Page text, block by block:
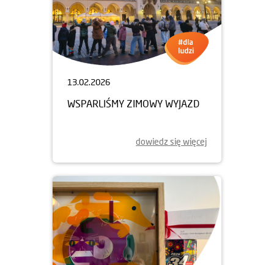
13.02.2026
WSPARLIŚMY ZIMOWY WYJAZD
dowiedz się więcej